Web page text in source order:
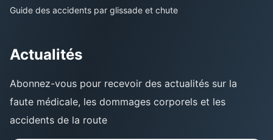
Guide des accidents par glissade et chute
Actualités
Abonnez-vous pour recevoir des actualités sur la
faute médicale, les dommages corporels et les
accidents de la route